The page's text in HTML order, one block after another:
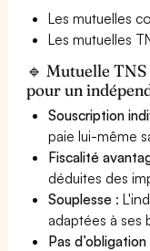
Les mutuelles
Les mutuelles
🔹 Mutuelle
pour un
Souscription
paie lui-même
Fiscalité
déduites des
Souplesse :
adaptées à ses
Pas d’obligation